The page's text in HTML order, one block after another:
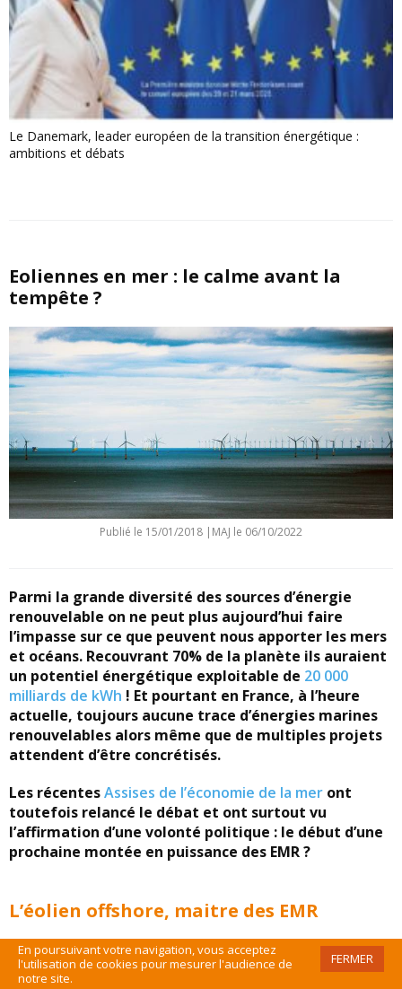
En poursuivant votre navigation, vous acceptez
l'utilisation de cookies pour mesurer l'audience de
notre site.
FERMER
Le Danemark, leader européen de la transition énergétique :
ambitions et débats
Eoliennes en mer : le calme avant la
tempête ?
Publié le 15/01/2018 | MAJ le 06/10/2022
Parmi la grande diversité des sources d’énergie
renouvelable on ne peut plus aujourd’hui faire
l’impasse sur ce que peuvent nous apporter les mers
et océans. Recouvrant 70% de la planète ils auraient
un potentiel énergétique exploitable de 20 000
milliards de kWh ! Et pourtant en France, à l’heure
actuelle, toujours aucune trace d’énergies marines
renouvelables alors même que de multiples projets
attendent d’être concrétisés.
Les récentesAssises de l’économie de la mer ont
toutefois relancé le débat et ont surtout vu
l’affirmation d’une volonté politique : le début d’une
prochaine montée en puissance des EMR ?
L’éolien offshore, maitre des EMR
Les énergies marines renouvelables ou EMR désignent
l’ensemble des systèmes de production d’énergie